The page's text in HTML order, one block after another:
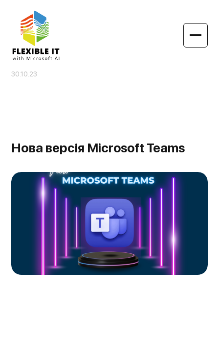
30.10.23
Нова версія Microsoft Teams